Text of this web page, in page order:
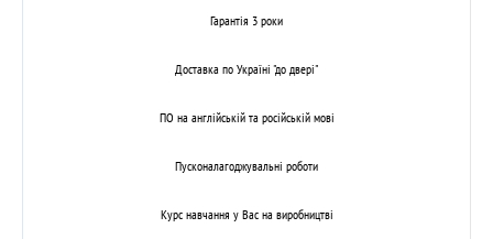
Гарантія 3 роки
Доставка по Україні "до двері"
ПО на англійській та російській мові
Пусконалагоджувальні роботи
Курс навчання у Вас на виробництві